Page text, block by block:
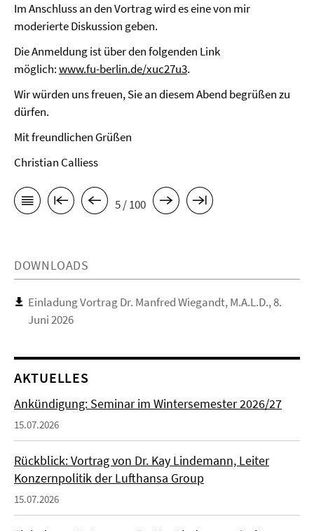
Im Anschluss an den Vortrag wird es eine von mir
moderierte Diskussion geben.
Die Anmeldung ist über den folgenden Link
möglich:www.fu-berlin.de/xuc27u3.
Wir würden uns freuen, Sie an diesem Abend begrüßen zu
dürfen.
Mit freundlichen Grüßen
Christian Calliess
5 / 100
DOWNLOADS
Einladung Vortrag Dr. Manfred Wiegandt, M.A.L.D., 8.
Juni 2026
AKTUELLES
Ankündigung: Seminar im Wintersemester 2026/27
15.07.2026
Rückblick: Vortrag von Dr. Kay Lindemann, Leiter
Konzernpolitik der Lufthansa Group
15.07.2026